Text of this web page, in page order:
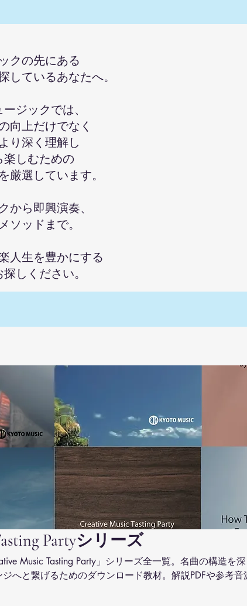
クの先にある
しているあなたへ。
ジックでは、
向上だけでなく
り深く理解し
楽しむための
厳選しています。
から即興演奏、
ソッドまで。
人生を豊かにする
しください。
Partyシリーズ
Music Tasting Party」シリーズ全一覧。名曲の構造を
へと繋げるためのダウンロード教材。解説PDFや参考音